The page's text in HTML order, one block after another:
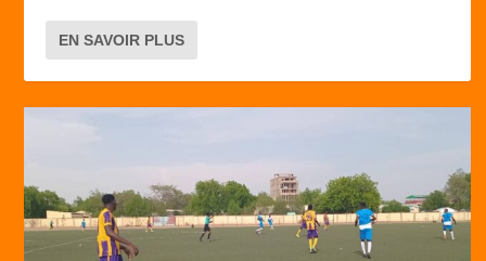
EN SAVOIR PLUS